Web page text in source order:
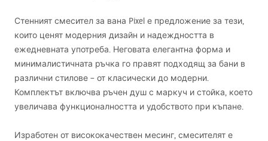
Стенният смесител за вана Pixel е предложение за тези,
които ценят модерния дизайн и надеждността в
ежедневната употреба. Неговата елегантна форма и
минималистичната ръчка го правят подходящ за бани в
различни стилове – от класически до модерни.
Комплектът включва ръчен душ с маркуч и стойка, което
увеличава функционалността и удобството при къпане.
Изработен от висококачествен месинг, смесителят е